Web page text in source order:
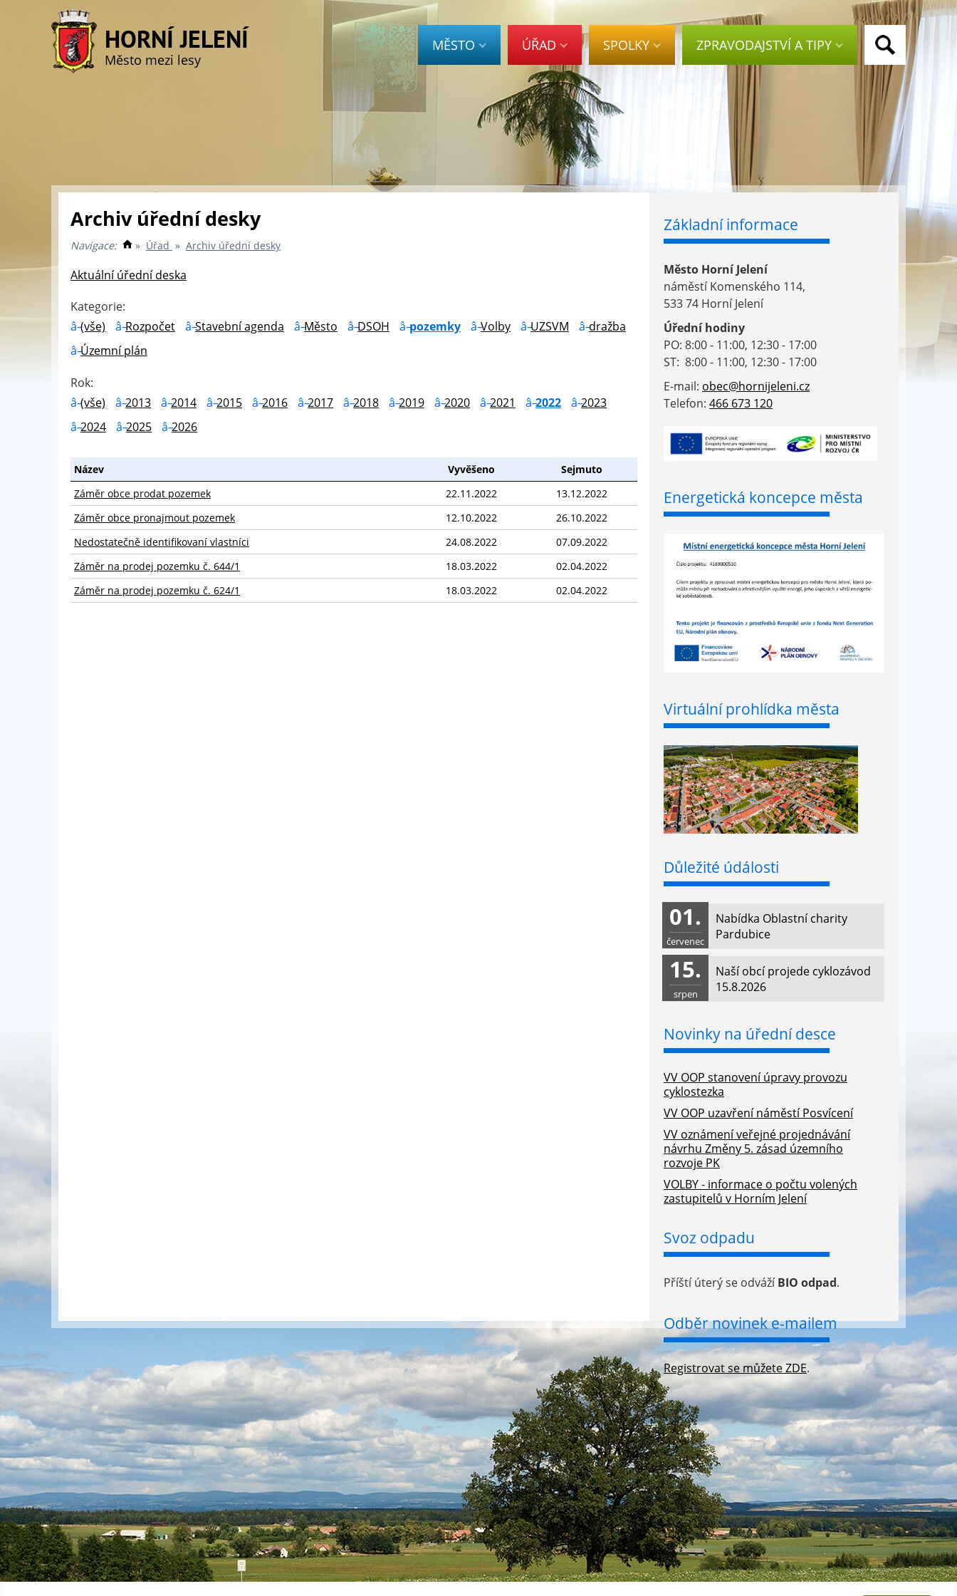
HORNÍ JELENÍ
Město mezi lesy
MĚSTO ÚŘAD SPOLKY ZPRAVODAJSTVÍ A TIPY
Archiv úřední desky
Navigace: » Úřad » Archiv úřední desky
Aktuální úřední deska
Kategorie:
(vše)
Rozpočet Stavební agenda Město DSOH pozemky Volby UZSVM
dražba
Územní plán
Rok:
(vše)
2013 2014 2015 2016 2017 2018 2019 2020 2021 2022
2023
2024
2025 2026
Název Vyvěšeno
Sejmuto
Záměr obce prodat pozemek
22.11.2022
13.12.2022
Záměr obce pronajmout pozemek
12.10.2022
26.10.2022
Nedostatečně identifikovaní vlastníci
24.08.2022
07.09.2022
Záměr na prodej pozemku č. 644/1
18.03.2022
02.04.2022
Záměr na prodej pozemku č. 624/1
18.03.2022 02.04.2022
Základní informace
Město Horní Jelení
náměstí Komenského 114,
533 74 Horní Jelení
Úřední hodiny
PO: 8:00 - 11:00, 12:30 - 17:00
ST: 8:00 - 11:00, 12:30 - 17:00
E-mail: obec@hornijeleni.cz
Telefon: 466 673 120
Energetická koncepce města
Virtuální prohlídka města
Důležité údálosti
Nabídka Oblastní charity
Pardubice
01.
červenec
Naší obcí projede cyklozávod
15.8.2026
15.
srpen
Novinky na úřední desce
VV OOP stanovení úpravy provozu
cyklostezka
VV OOP uzavření náměstí Posvícení
VV oznámení veřejné projednávání
návrhu Změny 5. zásad územního
rozvoje PK
VOLBY - informace o počtu volených
zastupitelů v Horním Jelení
Svoz odpadu
Příští úterý se odvážíBIO odpad.
Odběr novinek e-mailem
Registrovat se můžete ZDE.